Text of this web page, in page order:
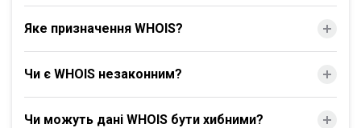
Яке призначення WHOIS?
Чи є WHOIS незаконним?
Чи можуть дані WHOIS бути хибними?